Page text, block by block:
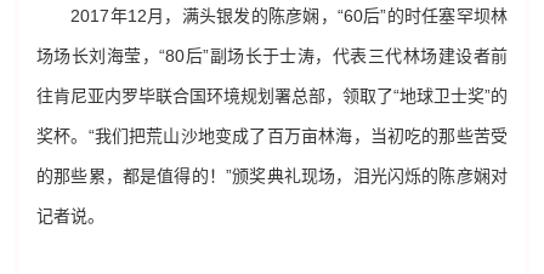
2017年12月，满头银发的陈彦娴，“60后”的时任塞罕坝林
场场长刘海莹，“80后”副场长于士涛，代表三代林场建设者前
往肯尼亚内罗毕联合国环境规划署总部，领取了“地球卫士奖”的
奖杯。“我们把荒山沙地变成了百万亩林海，当初吃的那些苦受
的那些累，都是值得的！”颁奖典礼现场，泪光闪烁的陈彦娴对
记者说。